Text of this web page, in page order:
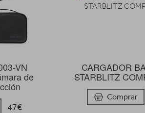
VN
de
47€
CARGADOR
STARBLITZ
Comprar